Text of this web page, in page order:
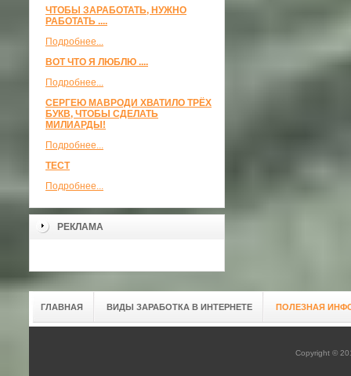
ЧТОБЫ ЗАРАБОТАТЬ, НУЖНО
РАБОТАТЬ ....
Подробнее...
ВОТ ЧТО Я ЛЮБЛЮ ....
Подробнее...
СЕРГЕЮ МАВРОДИ ХВАТИЛО ТРЁХ
БУКВ, ЧТОБЫ СДЕЛАТЬ
МИЛИАРДЫ!
Подробнее...
ТЕСТ
Подробнее...
РЕКЛАМА
ГЛАВНАЯ ВИДЫ ЗАРАБОТКА В ИНТЕРНЕТЕ ПОЛЕЗНАЯ
Copyright ©